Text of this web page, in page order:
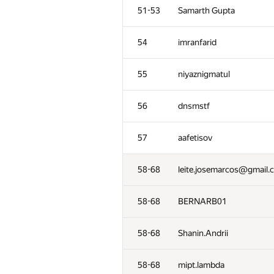
51-53 Samarth Gupta
54 imranfarid
55 niyaznigmatul
56 dnsmstf
57 aafetisov
58-68
58-68 BERNARB01
58-68 Shanin.Andrii
58-68 mipt.lambda
51-53 azukun
51-53 iurii.pustovalov
51-53 Samarth Gupta
54 imranfarid
55 niyaznigmatul
56 dnsmstf
57 aafetisov
58-68